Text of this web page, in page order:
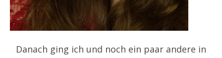
Danach ging ich und noch ein paar andere in